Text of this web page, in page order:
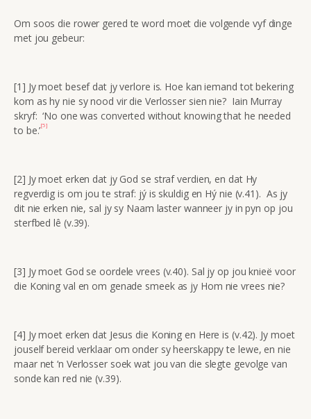
Om soos die rower gered te word moet die volgende vyf dinge
met jou gebeur:
[1] Jy moet besef dat jy verlore is. Hoe kan iemand tot bekering
kom as hy nie sy nood vir die Verlosser sien nie? Iain Murray
skryf: ‘No one was converted without knowing that he needed
to be.’[5]
[2] Jy moet erken dat jy God se straf verdien, en dat Hy
regverdig is om jou te straf: jý is skuldig en Hý nie (v.41). As jy
dit nie erken nie, sal jy sy Naam laster wanneer jy in pyn op jou
sterfbed lê (v.39).
[3] Jy moet God se oordele vrees (v.40). Sal jy op jou knieë voor
die Koning val en om genade smeek as jy Hom nie vrees nie?
[4] Jy moet erken dat Jesus die Koning en Here is (v.42). Jy moet
jouself bereid verklaar om onder sy heerskappy te lewe, en nie
maar net ‘n Verlosser soek wat jou van die slegte gevolge van
sonde kan red nie (v.39).